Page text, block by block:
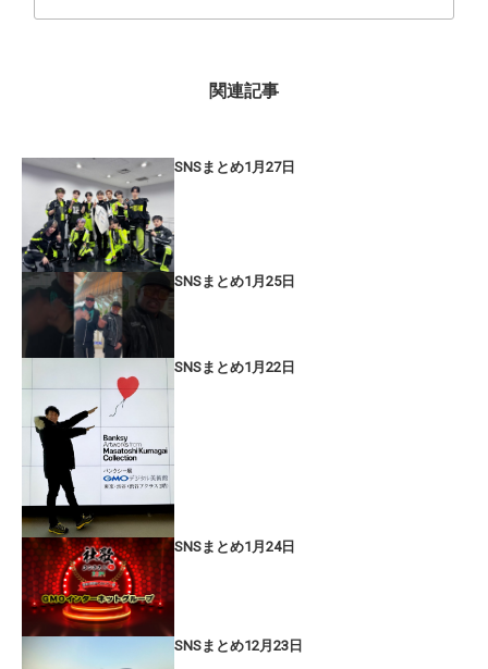
関連記事
SNSまとめ1月27日
SNSまとめ1月25日
SNSまとめ1月22日
SNSまとめ1月24日
SNSまとめ12月23日